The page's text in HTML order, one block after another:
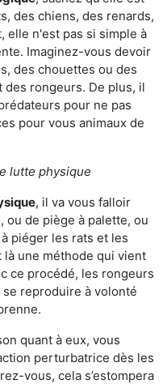
des chiens, des renards,
elle n'est pas si simple à
Imaginez-vous devoir
des chouettes ou des
rongeurs. De plus, il
pour ne pas
pour vous animaux de
lutte physique
, il va vous falloir
ou de piège à palette, ou
piéger les rats et les
là une méthode qui vient
ce procédé, les rongeurs
reproduire à volonté
quant à eux, vous
perturbatrice dès les
vous, cela s’estompera